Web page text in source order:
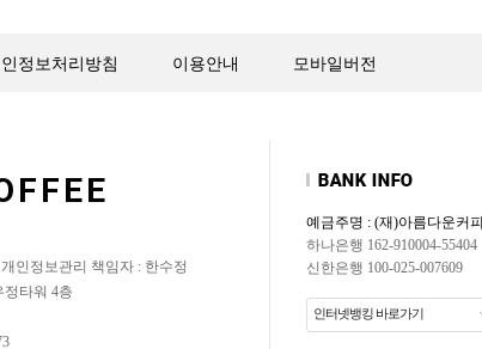
정보처리방침 이용안내 모바일버전
인정보관리 책임자 : 한수정
정타워 4층
예금주명 : (재)아름다운커피
하나은행 162-910004-55404
신한은행 100-025-007609
인터넷뱅킹 바로가기